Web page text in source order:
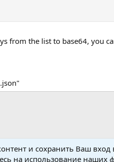
from the list to base64, you
и сохранить Ваш вход
на использование наших